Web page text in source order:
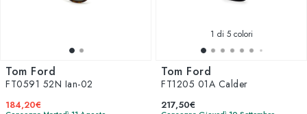
Tom Ford
FT0591 52N Ian-02
184,20€
1 di 5 colori
Tom Ford
FT1205 01A Calder
217,50€